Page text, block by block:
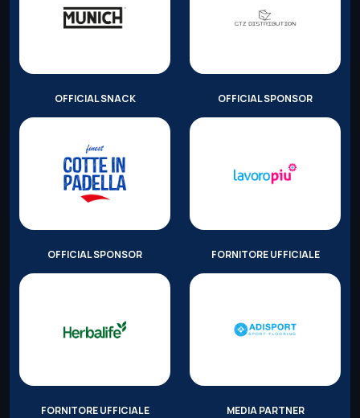
OFFICIAL SNACK OFFICIAL SPONSOR
OFFICIAL SPONSOR FORNITORE UFFICIALE
FORNITORE UFFICIALE MEDIA PARTNER